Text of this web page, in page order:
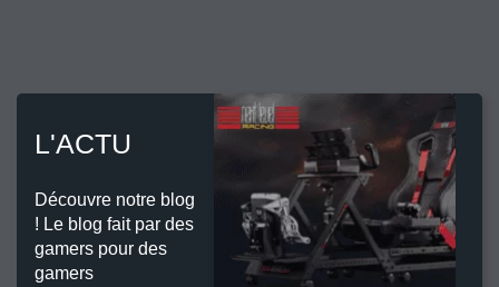
L'ACTU
Découvre notre blog
! Le blog fait par des
gamers pour des
gamers